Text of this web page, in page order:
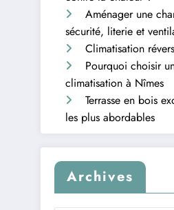
Aménager une
sécurité, literie et
Climatisation
Pourquoi choisir
climatisation à Nîmes
Terrasse en bois
les plus abordables
Archives